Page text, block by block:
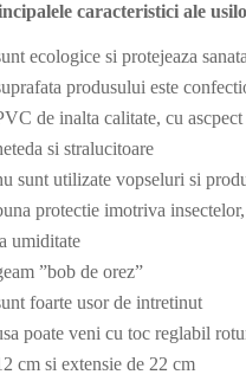
caracteristici ale
ecologice si protejeaza
produsului este
de inalta calitate, cu ascpect
si stralucitoare
sunt utilizate vopseluri si
protectie imotriva
umiditate
”bob de orez”
foarte usor de intretinut
poate veni cu toc reglabil
cm si extensie de 22 cm